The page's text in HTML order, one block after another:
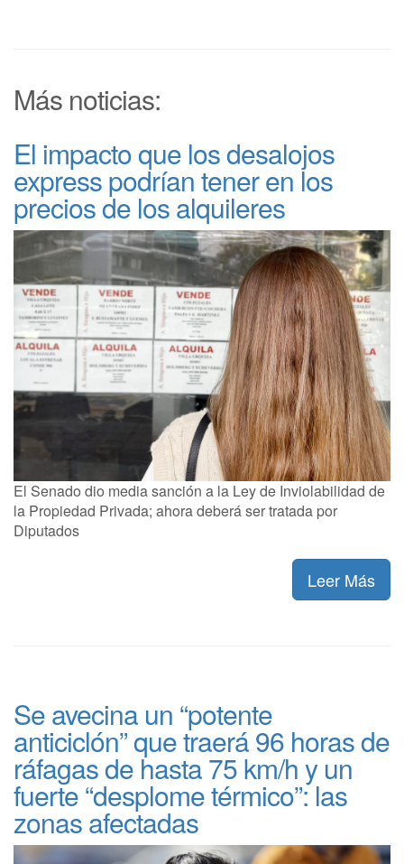
Más noticias:
El impacto que los desalojos
express podrían tener en los
precios de los alquileres
El Senado dio media sanción a la Ley de Inviolabilidad de
la Propiedad Privada; ahora deberá ser tratada por
Diputados
Leer Más
Se avecina un “potente
anticiclón” que traerá 96 horas de
ráfagas de hasta 75 km/h y un
fuerte “desplome térmico”: las
zonas afectadas